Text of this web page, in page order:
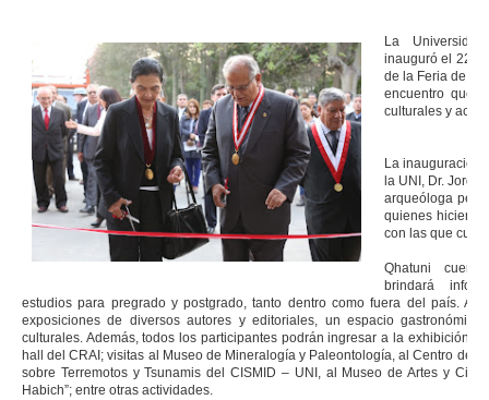
La
inauguró el 22
de la Feria de
encuentro que
culturales y
La inauguración
la UNI, Dr. Jorge
arqueóloga
quienes
con las que
Qhatuni
brindará
estudios para pregrado y postgrado, tanto dentro como fuera del país.
exposiciones de diversos autores y editoriales, un espacio
culturales. Además, todos los participantes podrán ingresar a la exhibición
hall del CRAI; visitas al Museo de Mineralogía y Paleontología, al Centro de
sobre Terremotos y Tsunamis del CISMID – UNI, al Museo de Artes y
Habich”; entre otras actividades.